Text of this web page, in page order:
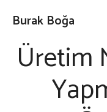
atlaBurak Boğa
Üretim